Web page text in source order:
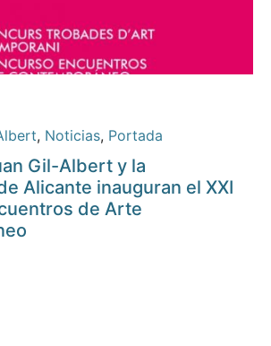
, Noticias, Portada
Gil-Albert y la
Alicante inauguran el XXI
de Arte